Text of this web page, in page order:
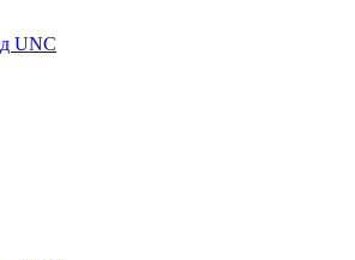
UNC